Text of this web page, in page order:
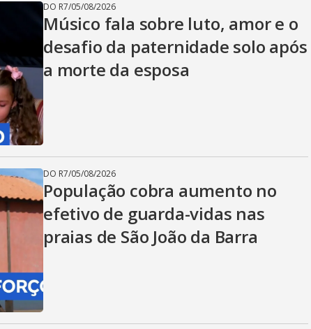
DO R7/05/08/2026
Músico fala sobre luto, amor e o
desafio da paternidade solo após
a morte da esposa
DO R7/05/08/2026
População cobra aumento no
efetivo de guarda-vidas nas
praias de São João da Barra